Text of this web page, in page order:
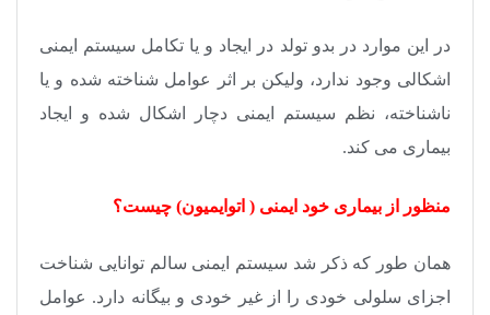
در این موارد در بدو تولد در ایجاد و یا تکامل سیستم ایمنی
اشکالی وجود ندارد، ولیکن بر اثر عوامل شناخته شده و یا
ناشناخته، نظم سیستم ایمنی دچار اشکال شده و ایجاد
بیماری می کند.
منظور از بیماری خود ایمنی ( اتوایمیون) چیست؟
همان طور که ذکر شد سیستم ایمنی سالم توانایی شناخت
اجزای سلولی خودی را از غیر خودی و بیگانه دارد. عوامل